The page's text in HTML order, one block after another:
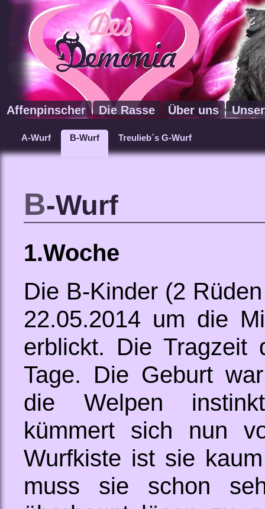
Affenpinscher Die Rasse Über uns
A-Wurf B-Wurf Treulieb´s G-Wurf
B-Wurf
1.Woche
Die B-Kinder (2
22.05.2014 um die
erblickt. Die Tragzeit
Tage. Die Geburt
die Welpen
kümmert sich nun
Wurfkiste ist sie
muss sie schon